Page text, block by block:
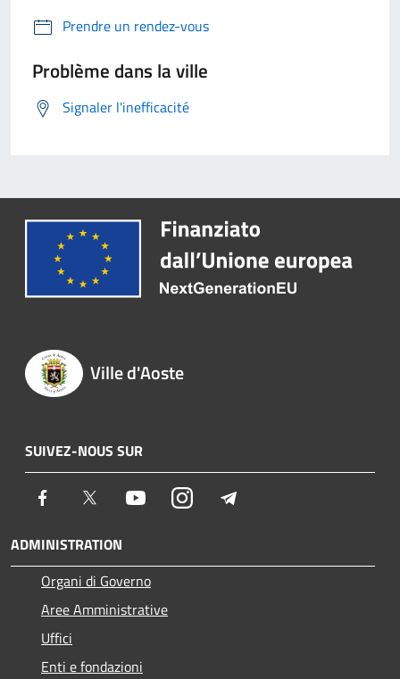
Prendre un rendez-vous
Problème dans la ville
Signaler l'inefficacité
Ville d'Aoste
SUIVEZ-NOUS SUR
Facebook Twitter YoutubeInstagram
ADMINISTRATION
Organi di Governo
Aree Amministrative
Uffici
Enti e fondazioni